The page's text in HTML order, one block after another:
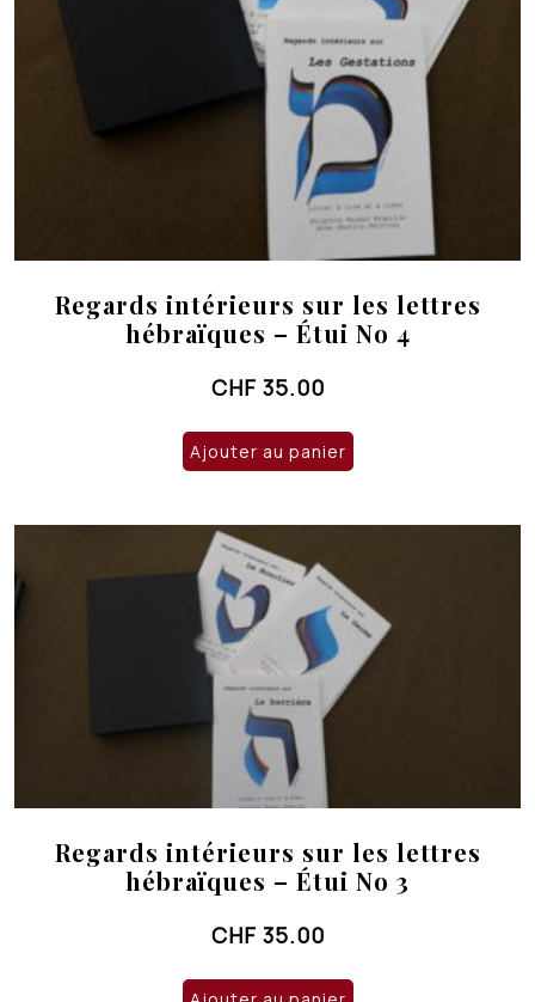
Regards intérieurs sur les lettres
hébraïques – Étui No 4
CHF 35.00
Ajouter au panier
Regards intérieurs sur les lettres
hébraïques – Étui No 3
CHF 35.00